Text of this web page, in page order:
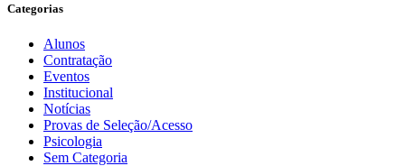
Categorias
Alunos
Contratação
Eventos
Institucional
Notícias
Provas de Seleção/Acesso
Psicologia
Sem Categoria